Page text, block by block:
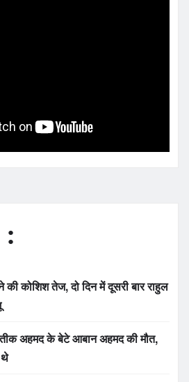
:
कोशिश तेज, दो दिन में दूसरी बार राहुल
अहमद के बेटे आबान अहमद की मौत,
थे